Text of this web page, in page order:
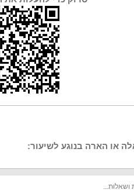
או הארה בנוגע לשיעור: